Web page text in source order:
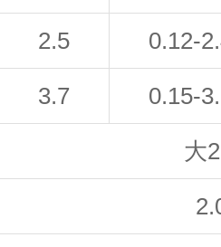
2.5 0.12-
3.7 0.15-
大